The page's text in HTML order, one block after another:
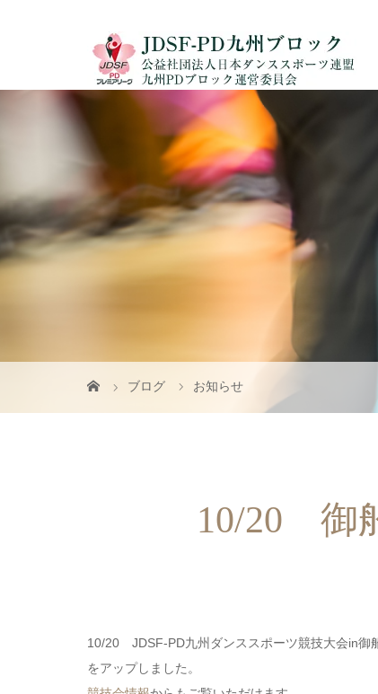
ブログ お知らせ
10/20 御
10/20 JDSF-PD九州ダンススポーツ競技大会in
をアップしました。